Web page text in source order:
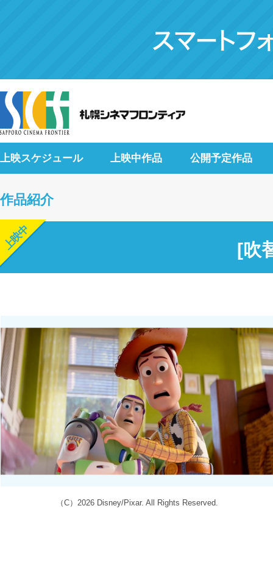
上映スケジュール 上映中作品 公開予定作品
作品紹介
上映中 [吹
（C）2026 Disney/Pixar. All Rights Reserved.